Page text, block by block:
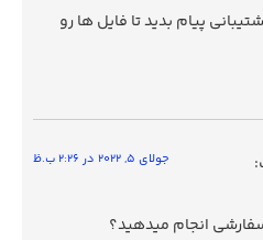
پیام بدید تا فایل ها رو
جولای 5, 2022 در 2:26 ب.ظ
انجام میدهید؟